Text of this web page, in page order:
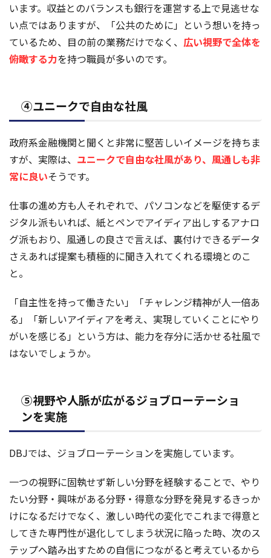
います。収益とのバランスも銀行を運営する上で見逃せな
い点ではありますが、「公共のために」という想いを持っ
ているため、目の前の業務だけでなく、 広い視野で全体を
俯瞰する力を持つ職員が多いのです。
④ユニークで自由な社風
政府系金融機関と聞くと非常に堅苦しいイメージを持ちま
すが、実際は、 ユニークで自由な社風があり、風通しも非
常に良いそうです。
仕事の進め方も人それぞれで、パソコンなどを駆使するデ
ジタル派もいれば、紙とペンでアイディア出しするアナロ
グ派もおり、風通しの良さで言えば、裏付けできるデータ
さえあれば提案も積極的に聞き入れてくれる環境とのこ
と。
「自主性を持って働きたい」「チャレンジ精神が人一倍あ
る」「新しいアイディアを考え、実現していくことにやり
がいを感じる」という方は、能力を存分に活かせる社風で
はないでしょうか。
⑤視野や人脈が広がるジョブローテーショ
ンを実施
DBJでは、ジョブローテーションを実施しています。
一つの視野に固執せず新しい分野を経験することで、やり
たい分野・興味がある分野・得意な分野を発見するきっか
けになるだけでなく、激しい時代の変化でこれまで得意と
してきた専門性が退化してしまう状況に陥った時、次のス
テップへ踏み出すための自信につながると考えているから